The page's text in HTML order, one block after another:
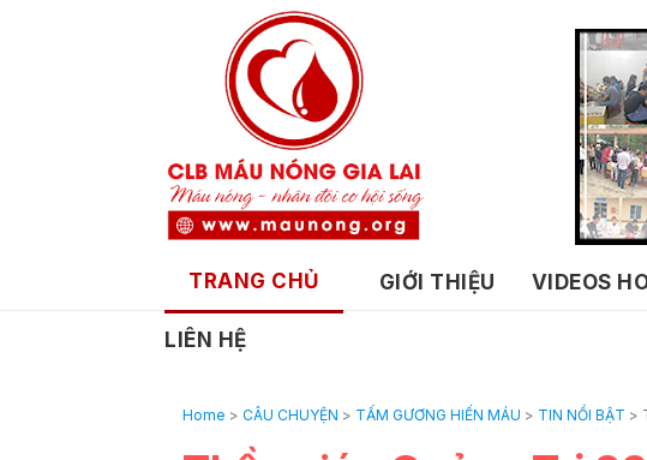
TRANG CHỦ GIỚI THIỆU VIDEOS
LIÊN HỆ
Home > CÂU CHUYỆN > TẤM GƯƠNG HIẾN MÁU > TIN NỔI BẬT >